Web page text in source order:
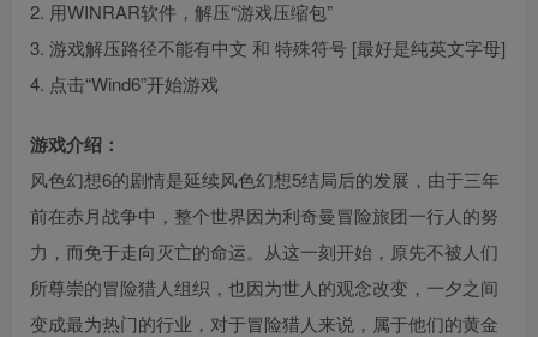
2. 用WINRAR软件，解压“游戏压缩包”
3. 游戏解压路径不能有中文 和 特殊符号 [最好是纯英文字母]
4. 点击“Wind6”开始游戏
游戏介绍：
风色幻想6的剧情是延续风色幻想5结局后的发展，由于三年
前在赤月战争中，整个世界因为利奇曼冒险旅团一行人的努
力，而免于走向灭亡的命运。从这一刻开始，原先不被人们
所尊崇的冒险猎人组织，也因为世人的观念改变，一夕之间
变成最为热门的行业，对于冒险猎人来说，属于他们的黄金